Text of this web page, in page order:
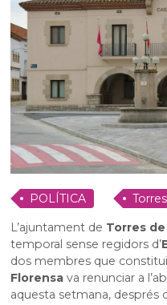
POLÍTICA
L’ajuntament de Torres
temporal sense regidors d’
dos membres que
Florensa va renunciar a
aquesta setmana, després